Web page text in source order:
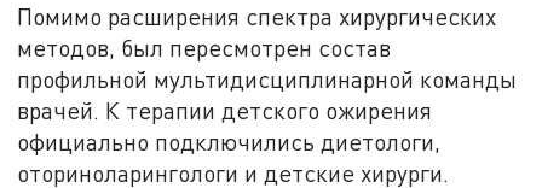
Помимо расширения спектра хирургических
методов, был пересмотрен состав
профильной мультидисциплинарной команды
врачей. К терапии детского ожирения
официально подключились диетологи,
оториноларингологи и детские хирурги.